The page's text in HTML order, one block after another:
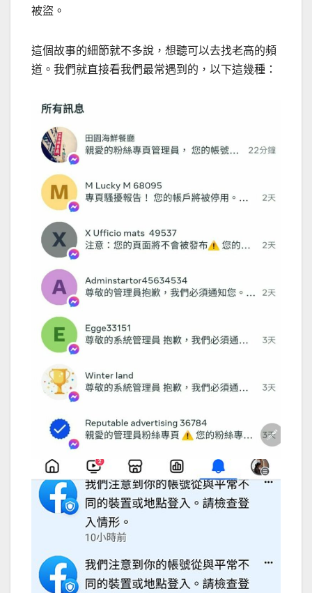
被盜。
這個故事的細節就不多說，想聽可以去找老高的頻
道。我們就直接看我們最常遇到的，以下這幾種：